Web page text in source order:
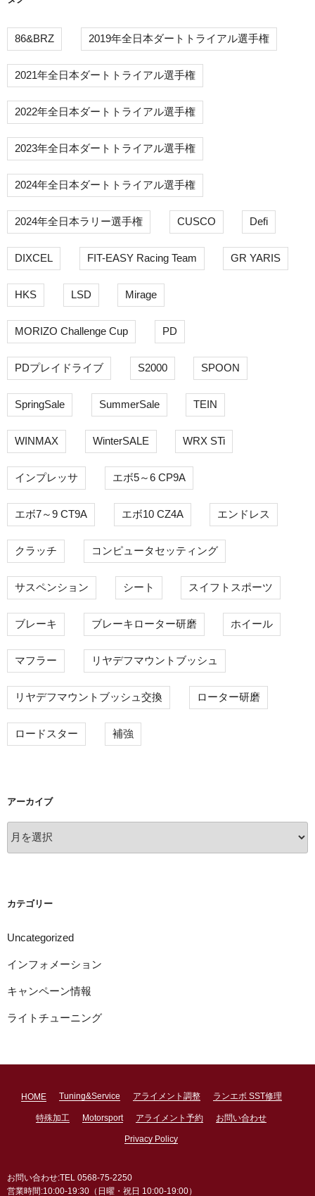
86&BRZ 2019年全日本ダートトライアル選手権
2021年全日本ダートトライアル選手権
2022年全日本ダートトライアル選手権
2023年全日本ダートトライアル選手権
2024年全日本ダートトライアル選手権
2024年全日本ラリー選手権 CUSCO Defi
DIXCEL FIT-EASY Racing Team GR YARIS
HKS LSD Mirage
MORIZO Challenge Cup PD
PDプレイドライブ S2000 SPOON
SpringSale SummerSale TEIN
WINMAX WinterSALE WRX STi
インプレッサ エボ5～6 CP9A
エボ7～9 CT9A エボ10 CZ4A エンドレス
クラッチ コンピュータセッティング
サスペンション シート スイフトスポーツ
ブレーキ ブレーキローター研磨 ホイール
マフラー リヤデフマウントブッシュ
リヤデフマウントブッシュ交換 ローター研磨
ロードスター 補強
アーカイブ
ー
カテゴリー
Uncategorized
インフォメーション
キャンペーン情報
ライトチューニング
HOME Tuning&Service アライメント調整 ランエボ SST修理
特殊加工 Motorsport アライメント予約 お問い合わせ
Privacy Policy
お問い合わせ:TEL 0568-75-2250
営業時間:10:00-19:30（日曜・祝日 10:00-19:00）